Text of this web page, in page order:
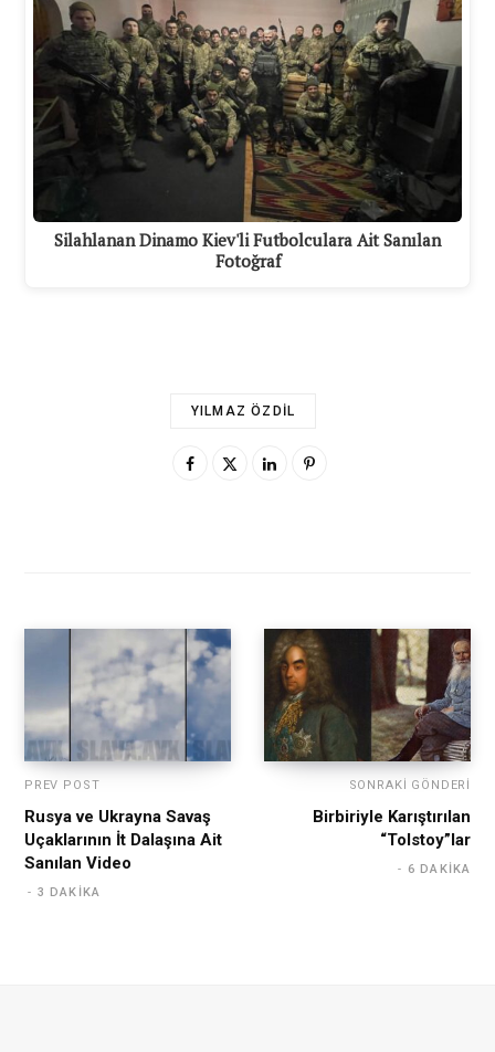
Silahlanan Dinamo Kiev'li Futbolculara Ait Sanılan
Fotoğraf
YILMAZ ÖZDIL
PREV POST
Rusya ve Ukrayna Savaş
Uçaklarının İt Dalaşına Ait
Sanılan Video
3 DAKIKA
SONRAKI GÖNDERI
Birbiriyle Karıştırılan
“Tolstoy”lar
6 DAKIKA